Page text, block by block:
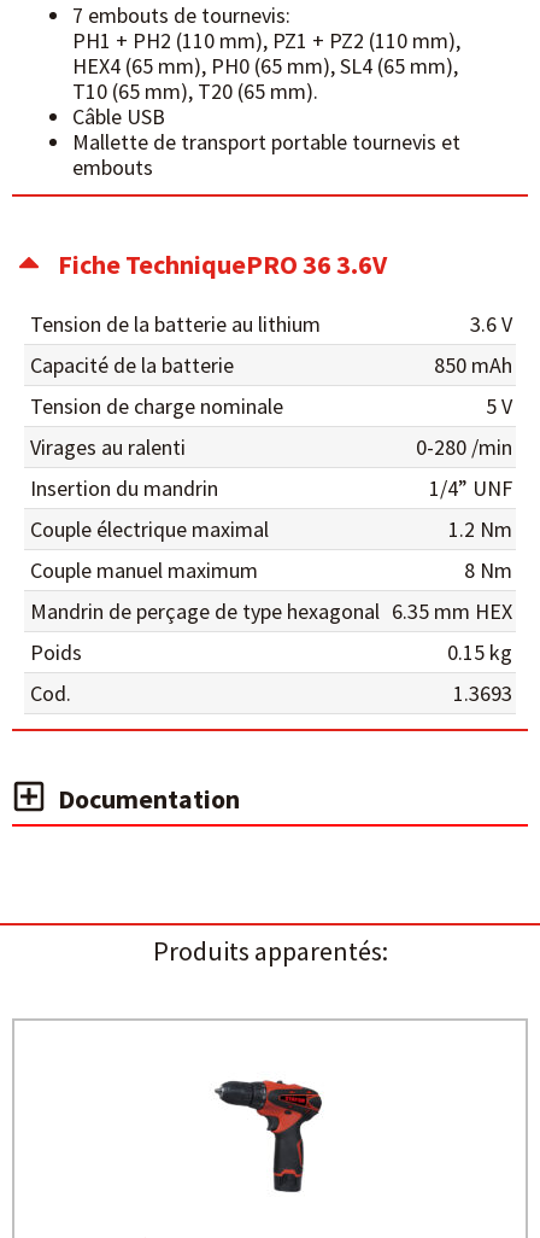
7 embouts de tournevis:
PH1 + PH2 (110 mm), PZ1 + PZ2 (110 mm),
HEX4 (65 mm), PH0 (65 mm), SL4 (65 mm),
T10 (65 mm), T20 (65 mm).
Câble USB
Mallette de transport portable tournevis et
embouts
Fiche TechniquePRO 36 3.6V
Tension de la batterie au lithium
3.6 V
Capacité de la batterie
850 mAh
Tension de charge nominale
5 V
Virages au ralenti
0-280 /min
Insertion du mandrin
1/4” UNF
Couple électrique maximal
1.2 Nm
Couple manuel maximum
8 Nm
Mandrin de perçage de type hexagonal 6.35 mm HEX
Poids
0.15 kg
Cod.
1.3693
Documentation
Produits apparentés: